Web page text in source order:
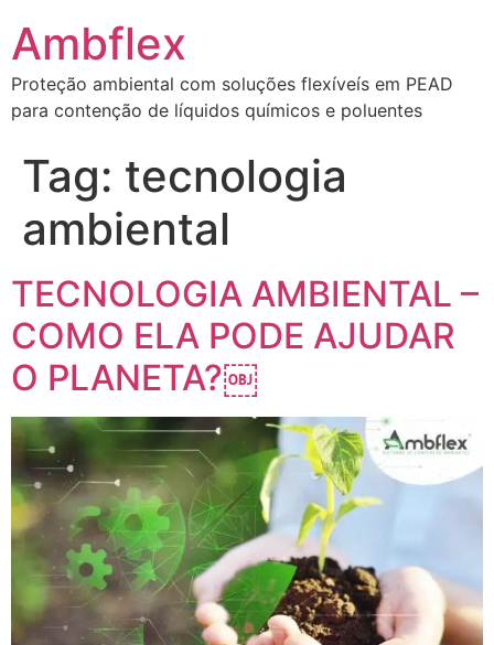
Ambflex
Proteção ambiental com soluções flexíveís em PEAD
para contenção de líquidos químicos e poluentes
Tag: tecnologia
ambiental
TECNOLOGIA AMBIENTAL –
COMO ELA PODE AJUDAR
O PLANETA?￼